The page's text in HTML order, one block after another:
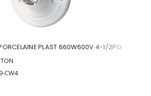
PLAST 660W600V 4-1/2PO
CW4